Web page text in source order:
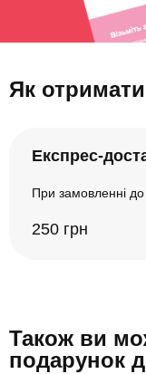
Як
Експрес-
При замовленні
250 грн
Також ви
подарунок